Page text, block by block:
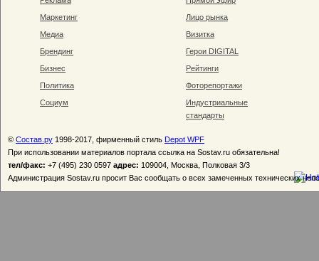
Маркетинг
Медиа
Брендинг
Бизнес
Политика
Социум
Лицо рынка
Визитка
Герои DIGITAL
Рейтинги
Фоторепортажи
Индустриальные
стандарты
© Состав.ру 1998-2017, фирменный стиль Depot WPF
При использовании материалов портала ссылка на Sostav.ru обязательна!
тел/факс: +7 (495) 230 0597 адрес: 109004, Москва, Полковая 3/3
Администрация Sostav.ru просит Вас сообщать о всех замеченных технических